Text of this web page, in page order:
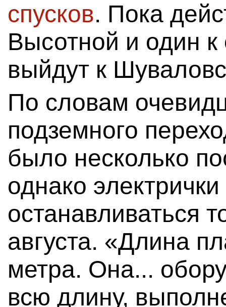
спусков. Пока
Высотной и один
выйдут к
По словам
подземного
было несколько
однако
останавливаться
августа. «Длина
метра. Она...
всю длину,